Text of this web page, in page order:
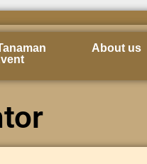
About us